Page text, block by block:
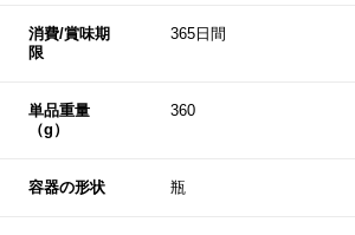
消費/賞味期
限
365日間
単品重量
（g）
360
容器の形状 瓶